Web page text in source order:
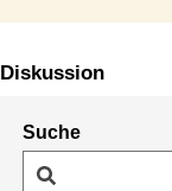
Diskussion
Suche